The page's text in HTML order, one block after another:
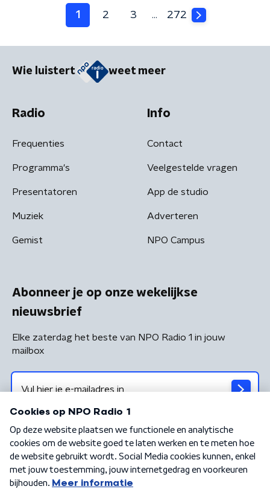
1 2 3 … 272
Wie luistert weet meer
Radio
Frequenties
Programma's
Presentatoren
Muziek
Gemist
Info
Contact
Veelgestelde vragen
App de studio
Adverteren
NPO Campus
Abonneer je op onze wekelijkse
nieuwsbrief
Elke zaterdag het beste van NPO Radio 1 in jouw
mailbox
Algemene voorwaarden